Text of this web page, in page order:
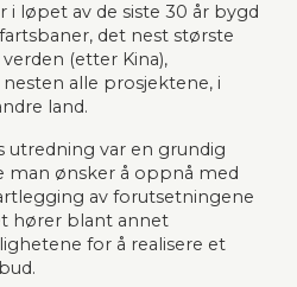
i løpet av de siste 30 år bygd
det nest største
(etter Kina),
alle prosjektene, i
land.
utredning var en grundig
man ønsker å oppnå med
av forutsetningene
hører blant annet
for å realisere et